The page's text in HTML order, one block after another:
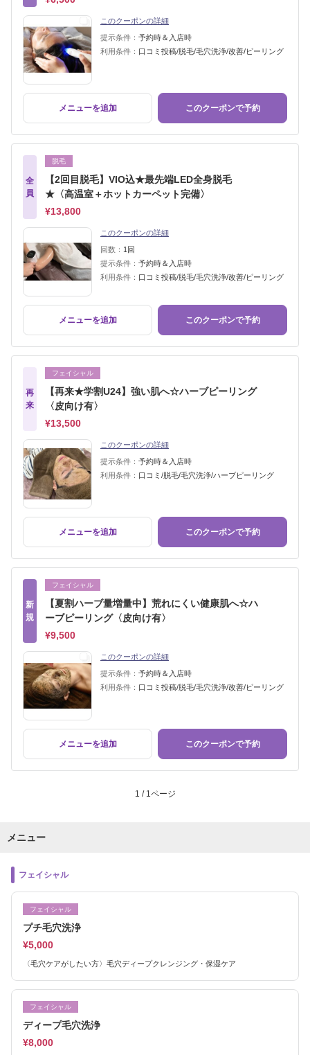
このクーポンの詳細
提示条件： 予約時＆入店時
利用条件： 口コミ投稿/脱毛/毛穴洗浄/改善/ピーリング
メニューを追加 このクーポンで予約
全
員
脱毛
【2回目脱毛】VIO込★最先端LED全身脱毛
★〈高温室＋ホットカーペット完備〉
¥13,800
このクーポンの詳細
回数： 1回
提示条件： 予約時＆入店時
利用条件： 口コミ投稿/脱毛/毛穴洗浄/改善/ピーリング
メニューを追加 このクーポンで予約
再
来
フェイシャル
【再来★学割U24】強い肌へ☆ハーブピーリング
〈皮向け有〉
¥13,500
このクーポンの詳細
提示条件： 予約時＆入店時
利用条件： 口コミ/脱毛/毛穴洗浄/ハーブピーリング
メニューを追加 このクーポンで予約
新
規
フェイシャル
【夏割ハーブ量増量中】荒れにくい健康肌へ☆ハ
ーブピーリング〈皮向け有〉
¥9,500
このクーポンの詳細
提示条件： 予約時＆入店時
利用条件： 口コミ投稿/脱毛/毛穴洗浄/改善/ピーリング
メニューを追加 このクーポンで予約
1 / 1ページ
メニュー
フェイシャル
フェイシャル
プチ毛穴洗浄
¥5,000
〈毛穴ケアがしたい方〉毛穴ディープクレンジング・保湿ケア
フェイシャル
ディープ毛穴洗浄
¥8,000